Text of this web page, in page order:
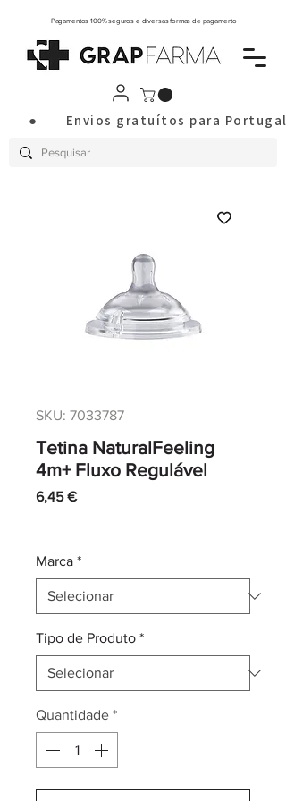
Pagamentos 100% seguros e diversas formas de pagamento
●       Envios gratuítos para
SKU: 7033787
Tetina NaturalFeeling
4m+ Fluxo Regulável
6,45 €Preço
Marca *
Tipo de Produto *
Quantidade *